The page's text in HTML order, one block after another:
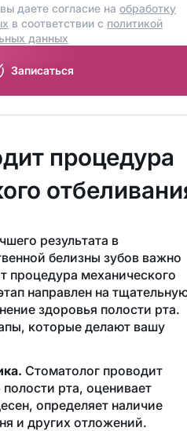
даете согласие наобработку
в соответствии с политикой
данных
Записаться
процедура
результата в
белизны зубов важно
процедура механического
направлен на
здоровья полости рта.
которые делают вашу
Стоматолог проводит
рта, оценивает
определяет наличие
и других отложений.